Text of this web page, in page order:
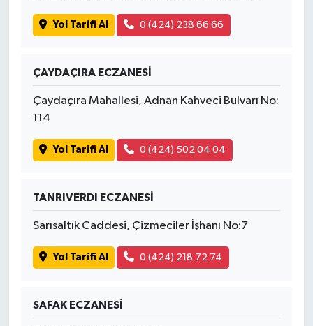
Yol Tarifi Al 0 (424) 238 66 66
ÇAYDAÇIRA ECZANESİ
Çaydaçıra Mahallesi, Adnan Kahveci Bulvarı No:
114
Yol Tarifi Al 0 (424) 502 04 04
TANRIVERDI ECZANESİ
Sarısaltık Caddesi, Çizmeciler İşhanı No:7
Yol Tarifi Al 0 (424) 218 72 74
SAFAK ECZANESİ